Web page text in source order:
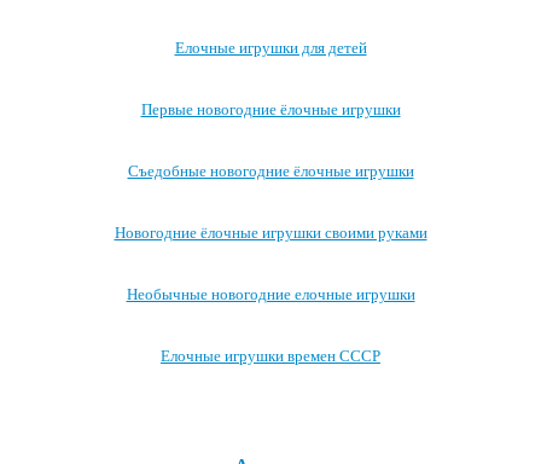
Елочные игрушки для детей
Первые новогодние ёлочные игрушки
Съедобные новогодние ёлочные игрушки
Новогодние ёлочные игрушки своими руками
Необычные новогодние елочные игрушки
Елочные игрушки времен СССР